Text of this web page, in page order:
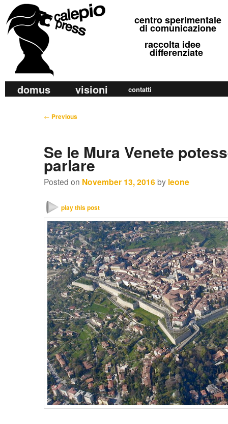
calepio press
©
centro sperimentale
di comunicazione
raccolta idee
differenziate
a
Skip
Skip
secondary
domus visioni contatti
P
t
n
a
g
a
o
n
← Previous
Se le Mura Venete
parlare
Posted on November 13, 2016 by leone
play this post